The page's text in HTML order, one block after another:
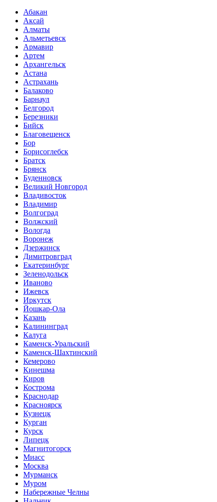
Абакан
Аксай
Алматы
Альметьевск
Армавир
Артем
Архангельск
Астана
Астрахань
Балаково
Барнаул
Белгород
Березники
Бийск
Благовещенск
Бор
Борисоглебск
Братск
Брянск
Буденновск
Великий Новгород
Владивосток
Владимир
Волгоград
Волжский
Вологда
Воронеж
Дзержинск
Димитровград
Екатеринбург
Зеленодольск
Иваново
Ижевск
Иркутск
Йошкар-Ола
Казань
Калининград
Калуга
Каменск-Уральский
Каменск-Шахтинский
Кемерово
Кинешма
Киров
Кострома
Краснодар
Красноярск
Кузнецк
Курган
Курск
Липецк
Магнитогорск
Миасс
Москва
Мурманск
Муром
Набережные Челны